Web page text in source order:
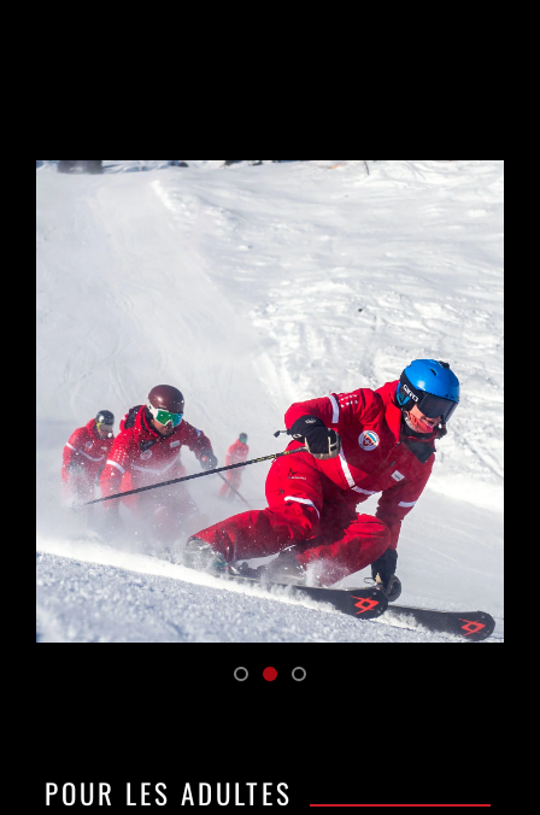
COURS SEMI
-PRIVÉS ADULTES
POUR LES ADULTES